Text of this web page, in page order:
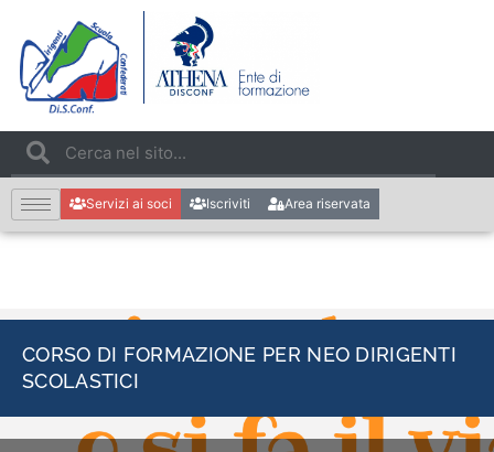
Servizi ai soci Iscriviti Area riservata
CORSO DI FORMAZIONE PER NEO DIRIGENTI
SCOLASTICI